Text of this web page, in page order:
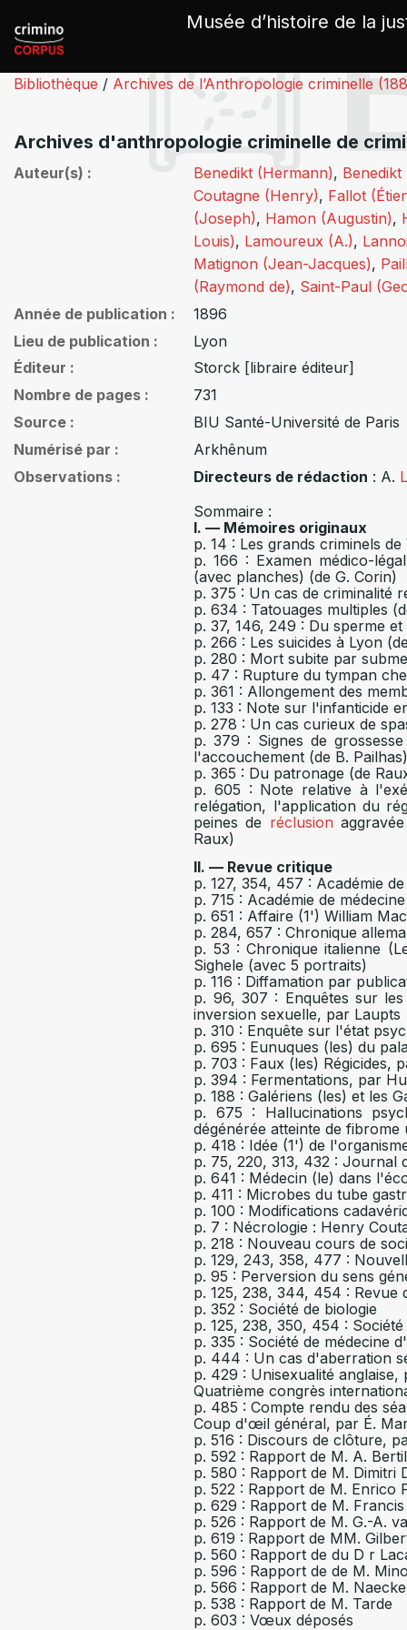
Musée d’histoire de la
Bibliothèque / Archives de l’Anthropologie criminelle
Archives d'anthropologie criminelle de
Auteur(s) Benedikt (Hermann),
Coutagne (Henry), Fallot
(Joseph), Hamon (Augustin),
Louis), Lamoureux (A.),
Matignon (Jean-Jacques),
(Raymond de), Saint-Paul
Année de publication
1896
Lieu de publication
Lyon
Éditeur
Storck [libraire éditeur]
Nombre de pages
731
Source
BIU Santé-Université de Paris
Numérisé par
Arkhênum
Observations
Directeurs de rédaction : A.
Sommaire :
I. — Mémoires originaux
p. 14 : Les grands criminels
p. 166 : Examen médico-
(avec planches) (de G. Corin)
p. 375 : Un cas de criminalité
p. 634 : Tatouages multiples
p. 37, 146, 249 : Du sperme
p. 266 : Les suicides à Lyon
p. 280 : Mort subite par
p. 47 : Rupture du tympan
p. 361 : Allongement des
p. 133 : Note sur l'infanticide
p. 278 : Un cas curieux de
p. 379 : Signes de
l'accouchement (de B.
p. 365 : Du patronage (de
p. 605 : Note relative à
relégation, l'application du
peines de réclusion
Raux)
II. — Revue critique
p. 127, 354, 457 : Académie
p. 715 : Académie de
p. 651 : Affaire (1') William
p. 284, 657 : Chronique
p. 53 : Chronique italienne
Sighele (avec 5 portraits)
p. 116 : Diffamation par
p. 96, 307 : Enquêtes sur
inversion sexuelle, par Laupts
p. 310 : Enquête sur l'état
p. 695 : Eunuques (les) du
p. 703 : Faux (les) Régicides,
p. 394 : Fermentations, par
p. 188 : Galériens (les) et les
p. 675 : Hallucinations
dégénérée atteinte de fibrome
p. 418 : Idée (1') de
p. 75, 220, 313, 432 :
p. 641 : Médecin (le) dans
p. 411 : Microbes du tube
p. 100 : Modifications
p. 7 : Nécrologie : Henry
p. 218 : Nouveau cours de
p. 129, 243, 358, 477 :
p. 95 : Perversion du sens
p. 125, 238, 344, 454 : Revue
p. 352 : Société de biologie
p. 125, 238, 350, 454 :
p. 335 : Société de médecine
p. 444 : Un cas d'aberration
p. 429 : Unisexualité
Quatrième congrès
p. 485 : Compte rendu des
Coup d'œil général, par É.
p. 516 : Discours de clôture,
p. 592 : Rapport de M. A.
p. 580 : Rapport de M. Dimitri
p. 522 : Rapport de M. Enrico
p. 629 : Rapport de M.
p. 526 : Rapport de M. G.-A.
p. 619 : Rapport de MM.
p. 560 : Rapport de du D r
p. 596 : Rapport de de M.
p. 566 : Rapport de M. Naecke
p. 538 : Rapport de M. Tarde
p. 603 : Vœux déposés
Panneau de gestion des cookies